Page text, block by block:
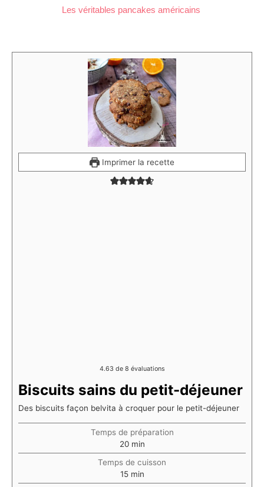
Les véritables pancakes américains
Imprimer la recette
4.63 de 8 évaluations
Biscuits sains du petit-déjeuner
Des biscuits façon belvita à croquer pour le petit-déjeuner
Temps de préparation
20minutes
min
Temps de cuisson
15minutes
min